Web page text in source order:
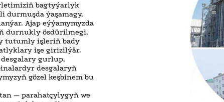
bagtyýarlyk
durmuşda ýaşamagy,
Ajap eýýamymyzda
durnukly ösdürilmegi,
tutumly işleriň bady
işe girizilýär.
gurlup,
desgalaryň
gözel keşbinem bu
— parahatçylygyň we